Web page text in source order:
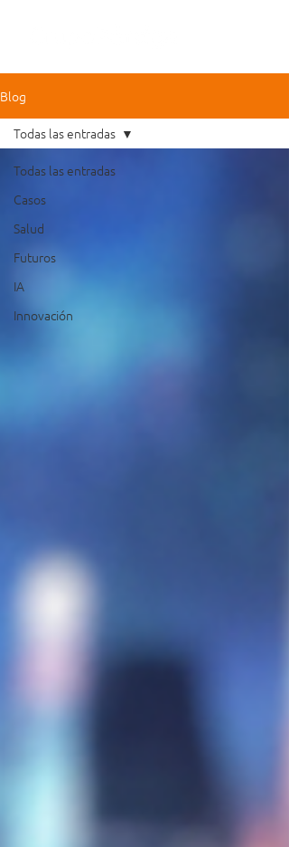
Blog
Todas las entradas
Casos
Salud
Futuros
IA
Innovación
Todas las entradas